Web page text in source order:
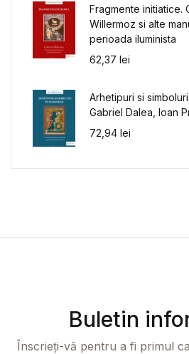
Fragmente initiatice.
Willermoz si alte
perioada iluminista
62,37 lei
Arhetipuri si
Gabriel Dalea, Ioan
72,94 lei
Buletin
Înscrieți-vă pentru a fi primul